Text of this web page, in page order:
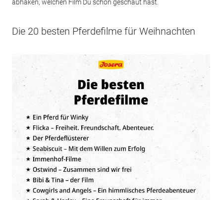
abhaken, welchen Film Du schon geschaut hast.
Die 20 besten Pferdefilme für Weihnachten